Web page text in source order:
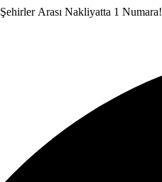
Şehirler Arası Nakliyatta 1 Numara!